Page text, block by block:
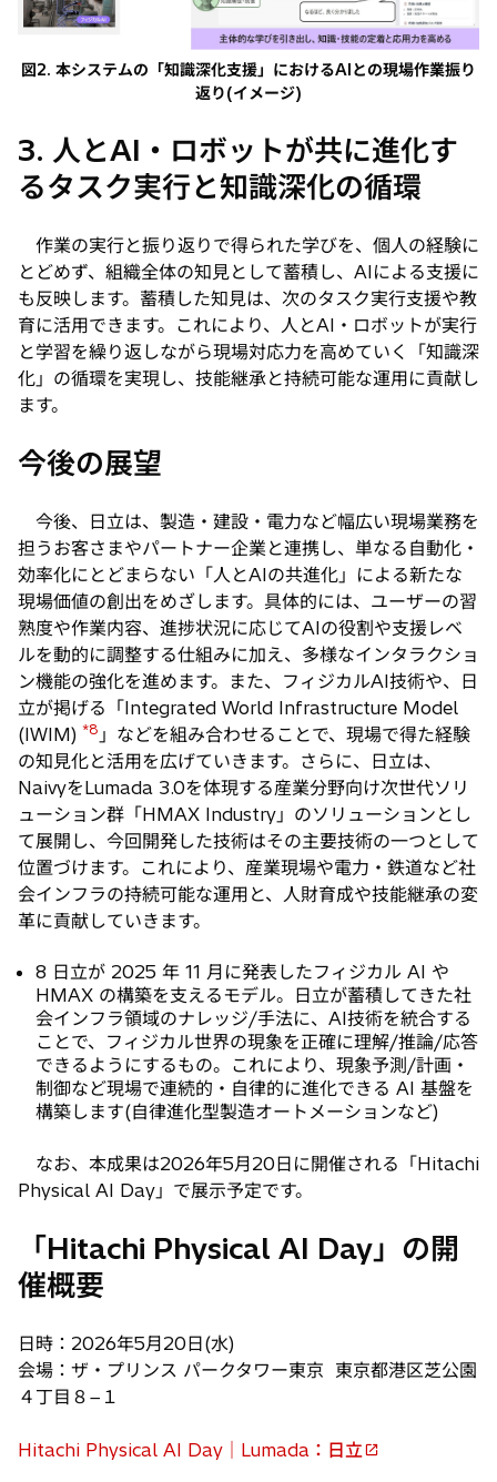
図2. 本システムの「知識深化支援」におけるAIとの現場作業振り
返り(イメージ)
3. 人とAI・ロボットが共に進化す
るタスク実行と知識深化の循環
作業の実行と振り返りで得られた学びを、個人の経験に
とどめず、組織全体の知見として蓄積し、AIによる支援に
も反映します。蓄積した知見は、次のタスク実行支援や教
育に活用できます。これにより、人とAI・ロボットが実行
と学習を繰り返しながら現場対応力を高めていく「知識深
化」の循環を実現し、技能継承と持続可能な運用に貢献し
ます。
今後の展望
今後、日立は、製造・建設・電力など幅広い現場業務を
担うお客さまやパートナー企業と連携し、単なる自動化・
効率化にとどまらない「人とAIの共進化」による新たな
現場価値の創出をめざします。具体的には、ユーザーの習
熟度や作業内容、進捗状況に応じてAIの役割や支援レベ
ルを動的に調整する仕組みに加え、多様なインタラクショ
ン機能の強化を進めます。また、フィジカルAI技術や、日
立が掲げる「Integrated World Infrastructure Model
(IWIM) *8 」などを組み合わせることで、現場で得た経験
の知見化と活用を広げていきます。さらに、日立は、
NaivyをLumada 3.0を体現する産業分野向け次世代ソリ
ューション群「HMAX Industry」のソリューションとし
て展開し、今回開発した技術はその主要技術の一つとして
位置づけます。これにより、産業現場や電力・鉄道など社
会インフラの持続可能な運用と、人財育成や技能継承の変
革に貢献していきます。
8 日立が 2025 年 11 月に発表したフィジカル AI や
HMAX の構築を支えるモデル。日立が蓄積してきた社
会インフラ領域のナレッジ/手法に、AI技術を統合する
ことで、フィジカル世界の現象を正確に理解/推論/応答
できるようにするもの。これにより、現象予測/計画・
制御など現場で連続的・自律的に進化できる AI 基盤を
構築します(自律進化型製造オートメーションなど)
なお、本成果は2026年5月20日に開催される「Hitachi
Physical AI Day」で展示予定です。
「Hitachi Physical AI Day」の開
催概要
日時：2026年5月20日(水)
会場：ザ・プリンス パークタワー東京 東京都港区芝公園
４丁目８−１
Hitachi Physical AI Day｜Lumada：日立
新